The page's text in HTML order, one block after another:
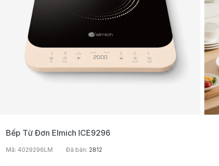
Bếp Từ Đơn Elmich ICE9296
Mã: 4029296LM Đã bán: 2812